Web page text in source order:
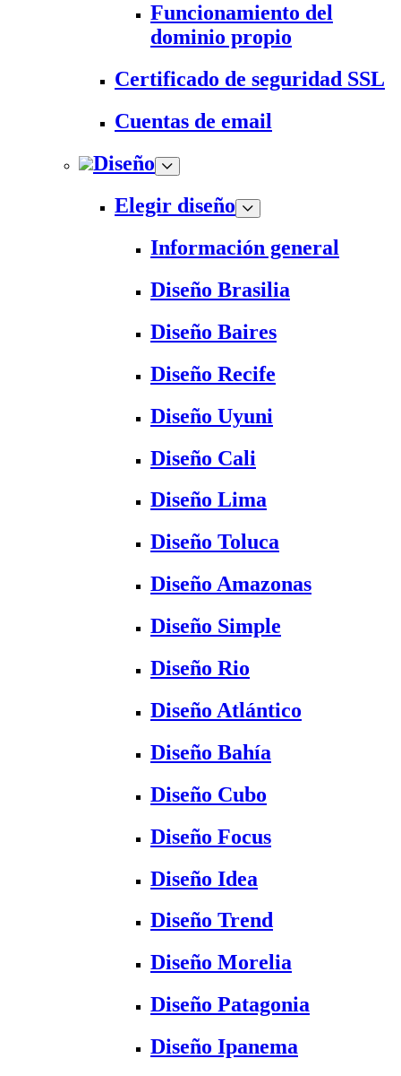
Funcionamiento del
dominio propio
Certificado de seguridad SSL
Cuentas de email
Diseño
Elegir diseño
Información general
Diseño Brasilia
Diseño Baires
Diseño Recife
Diseño Uyuni
Diseño Cali
Diseño Lima
Diseño Toluca
Diseño Amazonas
Diseño Simple
Diseño Rio
Diseño Atlántico
Diseño Bahía
Diseño Cubo
Diseño Focus
Diseño Idea
Diseño Trend
Diseño Morelia
Diseño Patagonia
Diseño Ipanema